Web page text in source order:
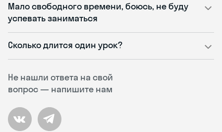
Не нашли ответа на свой
вопрос — напишите нам
Мало свободного времени, боюсь, не буду
успевать заниматься
Сколько длится один урок?